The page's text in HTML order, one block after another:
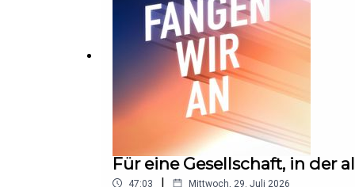
Für eine Gesellschaft, in der
47:03 | Mittwoch, 29. Juli 2026